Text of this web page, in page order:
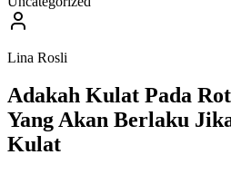
Lina Rosli
Adakah Kulat Pada
Yang Akan Berlaku
Kulat